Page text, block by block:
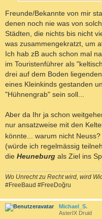
Freunde/Bekannte von mir
denen noch nie was von
Städten, die nichts bis nicht
was zusammengekratzt, um
Ich hab zB auch schon mal
im Touristenführer als
drei auf dem Boden
eines Kleinkinds gestanden
"Hühnengrab" sein soll...
Aber da Ihr ja schon
nur ansatzweise mit den
könnte... warum nicht Neuss?
(würde ich regelmässig
die Heuneburg als Ziel ins
Wo Unrecht zu Recht wird, wird
#FreeBaud #FreeDoğru
Michael_S.
AsterIX Druid